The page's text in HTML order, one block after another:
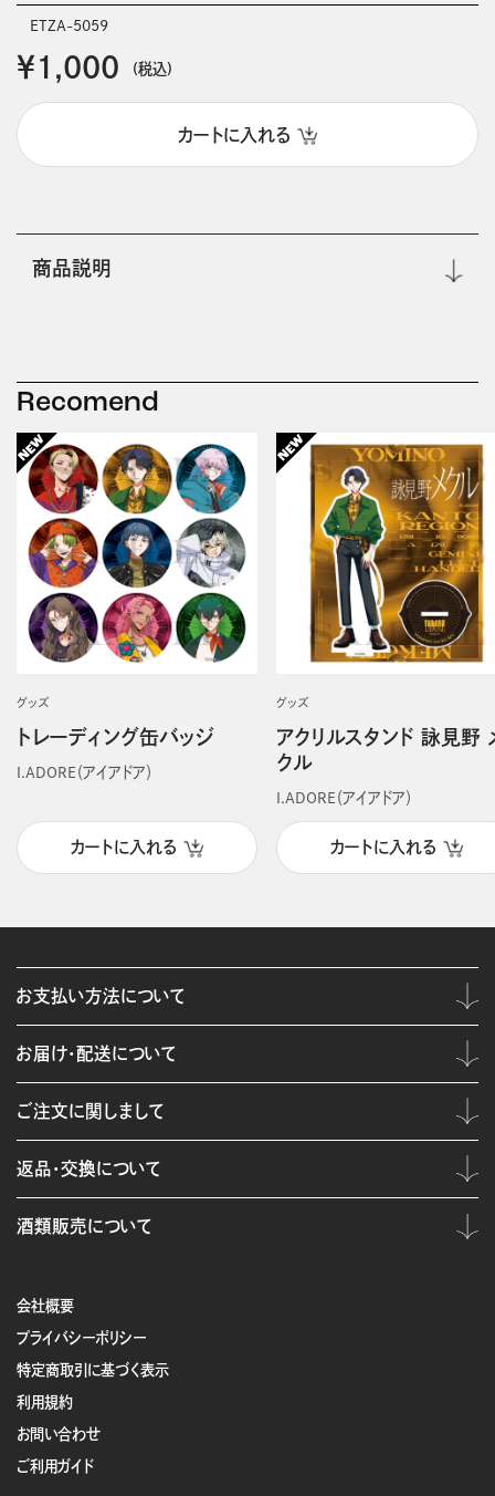
ETZA-5059
￥1,000 (税込)
カートに入れる
商品説明
Recomend
グッズ
トレーディング缶バッジ
I.ADORE（アイアドア）
カートに入れる
グッズ
アクリルスタンド 詠見野
クル
I.ADORE（アイアドア）
カートに入れる
会社概要
プライバシーポリシー
特定商取引に基づく表示
利用規約
お問い合わせ
ご利用ガイド
お支払い方法について
お届け・配送について
ご注文に関しまして
返品・交換について
酒類販売について